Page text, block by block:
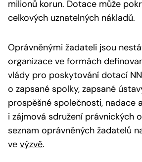
milionů korun. Dotace může
celkových uznatelných nákladů.
Oprávněnými žadateli jsou
organizace ve formách
vlády pro poskytování dotací
o zapsané spolky, zapsané
prospěšné společnosti, nadace
i zájmová sdružení právnických
seznam oprávněných žadatelů
ve výzvě.